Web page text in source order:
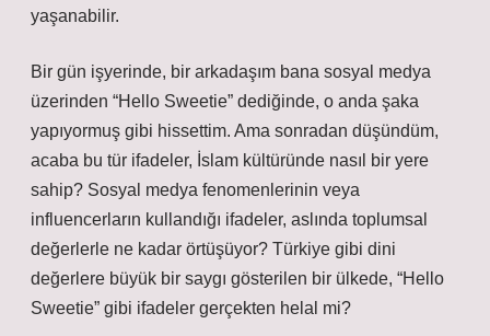
yaşanabilir.
Bir gün işyerinde, bir arkadaşım bana sosyal medya
üzerinden “Hello Sweetie” dediğinde, o anda şaka
yapıyormuş gibi hissettim. Ama sonradan düşündüm,
acaba bu tür ifadeler, İslam kültüründe nasıl bir yere
sahip? Sosyal medya fenomenlerinin veya
influencerların kullandığı ifadeler, aslında toplumsal
değerlerle ne kadar örtüşüyor? Türkiye gibi dini
değerlere büyük bir saygı gösterilen bir ülkede, “Hello
Sweetie” gibi ifadeler gerçekten helal mi?